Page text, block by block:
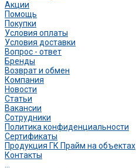
Акции
Помощь
Покупки
Условия оплаты
Условия доставки
Вопрос - ответ
Бренды
Возврат и обмен
Компания
Новости
Статьи
Вакансии
Сотрудники
Политика конфиденциальности
Сертификаты
Продукция ГК Прайм на объектах
Контакты